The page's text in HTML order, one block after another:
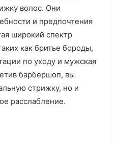
волос. Они
и предпочтения
широкий спектр
как бритье бороды,
по уходу и мужская
барбершоп, вы
стрижку, но и
расслабление.